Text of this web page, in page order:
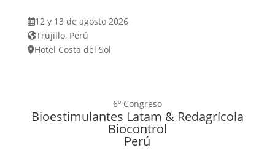
12 y 13 de agosto 2026
Trujillo, Perú
Hotel Costa del Sol
6º Congreso
Bioestimulantes Latam & Redagrícola
Biocontrol
Perú